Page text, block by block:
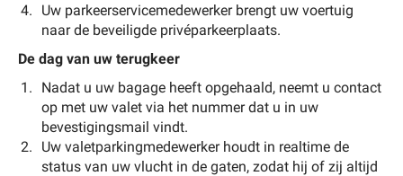
Uw parkeerservicemedewerker brengt uw voertuig
naar de beveiligde privéparkeerplaats.
De dag van uw terugkeer
Nadat u uw bagage heeft opgehaald, neemt u contact
op met uw valet via het nummer dat u in uw
bevestigingsmail vindt.
Uw valetparkingmedewerker houdt in realtime de
status van uw vlucht in de gaten, zodat hij of zij altijd